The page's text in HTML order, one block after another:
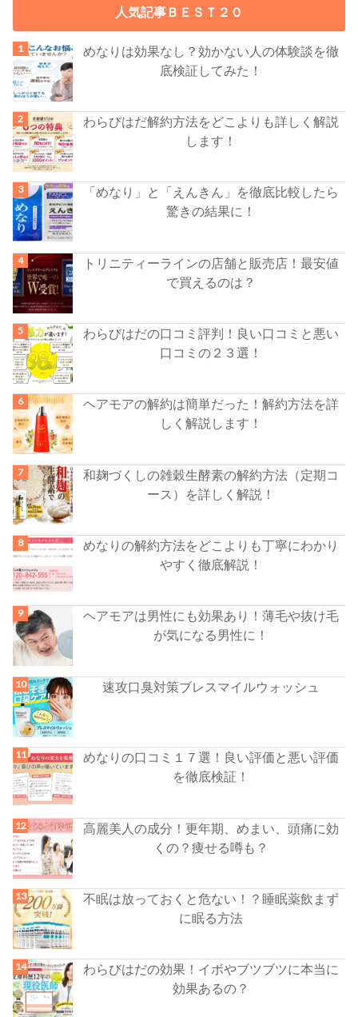
人気記事ＢＥＳＴ２０
めなりは効果なし？効かない人の体験談を徹
底検証してみた！
わらびはだ解約方法をどこよりも詳しく解説
します！
「めなり」と「えんきん」を徹底比較したら
驚きの結果に！
トリニティーラインの店舗と販売店！最安値
で買えるのは？
わらびはだの口コミ評判！良い口コミと悪い
口コミの２３選！
ヘアモアの解約は簡単だった！解約方法を詳
しく解説します！
和麹づくしの雑穀生酵素の解約方法（定期コ
ース）を詳しく解説！
めなりの解約方法をどこよりも丁寧にわかり
やすく徹底解説！
ヘアモアは男性にも効果あり！薄毛や抜け毛
が気になる男性に！
速攻口臭対策ブレスマイルウォッシュ
めなりの口コミ１７選！良い評価と悪い評価
を徹底検証！
高麗美人の成分！更年期、めまい、頭痛に効
くの？痩せる噂も？
不眠は放っておくと危ない！？睡眠薬飲まず
に眠る方法
わらびはだの効果！イボやブツブツに本当に
効果あるの？